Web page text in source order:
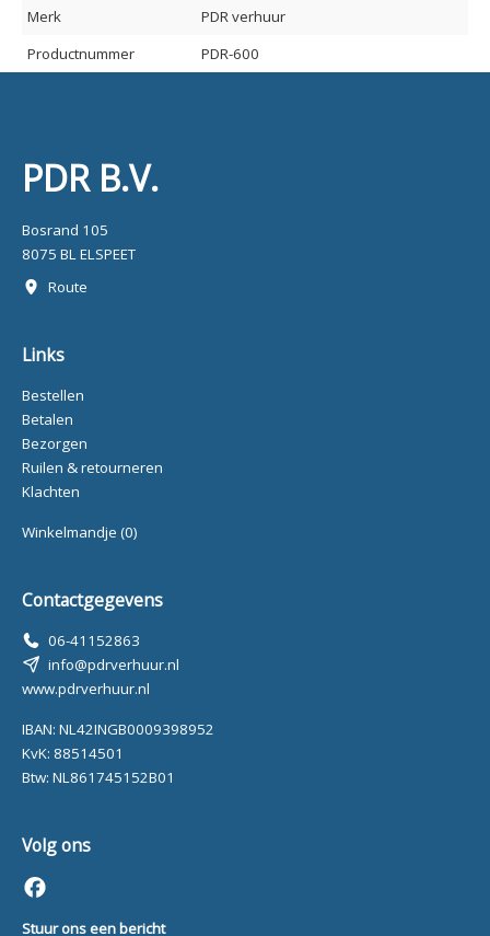
Merk
PDR verhuur
Productnummer
PDR-600
PDR B.V.
Bosrand 105
8075 BL ELSPEET
Route
Links
Bestellen
Betalen
Bezorgen
Ruilen & retourneren
Klachten
Winkelmandje (0)
Contactgegevens
06-41152863
info@pdrverhuur.nl
www.pdrverhuur.nl
IBAN: NL42INGB0009398952
KvK: 88514501
Btw: NL861745152B01
Volg ons
Stuur ons een bericht